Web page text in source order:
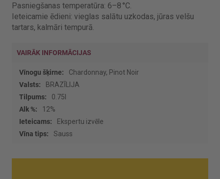
Pasniegšanas temperatūra: 6–8 °C.
Ieteicamie ēdieni: vieglas salātu uzkodas, jūras velšu
tartars, kalmāri tempurā.
VAIRĀK INFORMĀCIJAS
Vairāk
informācijas
Chardonnay, Pinot Noir
BRAZĪLIJA
0.75l
12%
Ekspertu izvēle
Sauss